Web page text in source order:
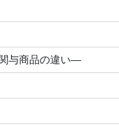
与商品の違い―